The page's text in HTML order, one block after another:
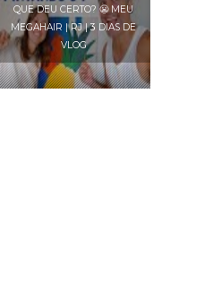
QUE DEU CERTO? 😬 MEU
MEGAHAIR | RJ | 3 DIAS DE
VLOG